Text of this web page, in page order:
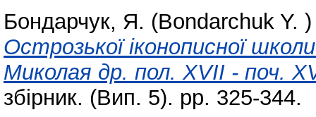
Бондарчук, Я. (Bondarchuk Y. )
Острозької іконописної
Миколая др. пол. XVII - поч.
збірник. (Вип. 5). pp. 325-344.